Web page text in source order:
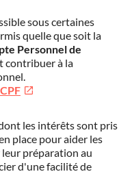
sous certaines
quelle que soit la
Personnel de
contribuer à la
les intérêts sont pris
place pour aider les
leur préparation au
d'une facilité de